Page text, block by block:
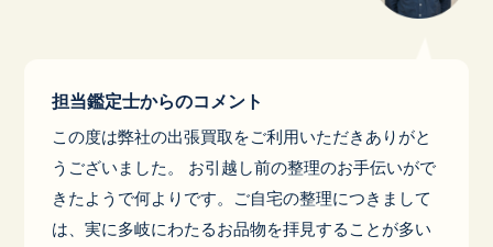
担当鑑定士からのコメント
この度は弊社の出張買取をご利用いただきありがと
うございました。 お引越し前の整理のお手伝いがで
きたようで何よりです。ご自宅の整理につきまして
は、実に多岐にわたるお品物を拝見することが多い